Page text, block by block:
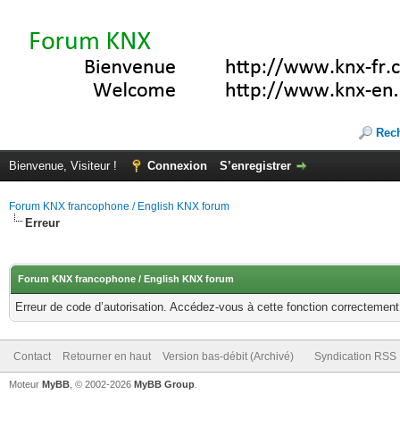
Bienvenue, Visiteur ! Connexion S’enregistrer
Forum KNX francophone / English KNX forum
Erreur
Forum KNX francophone / English KNX forum
Erreur de code d’autorisation. Accédez-vous à cette fonction
Contact Retourner en haut Version bas-débit (Archivé) Syndication RSS
Moteur MyBB , © 2002-2026 MyBB Group